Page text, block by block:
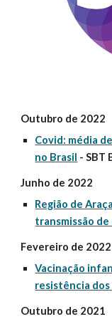
Outubro de 2022
Covid: média
no Brasil - SBT
Junho de 2022
Região de
transmissão
Fevereiro de 2022
Vacinação
resistência dos
Outubro de 2021